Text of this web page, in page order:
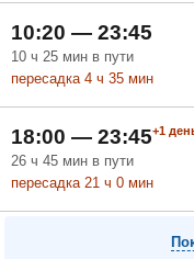
10:20 — 23:45
10 ч 25 мин в пути
пересадка 4 ч 35 мин
18:00 — 23:45+1
26 ч 45 мин в пути
пересадка 21 ч 0 мин